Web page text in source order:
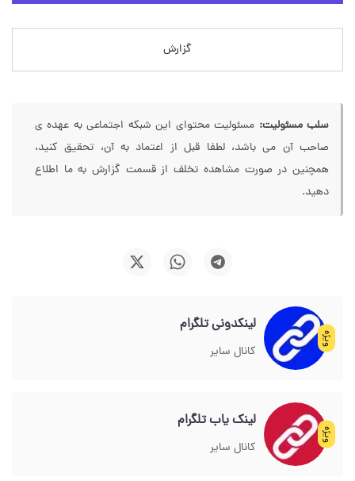
گزارش
سلب مسئولیت: مسئولیت محتوای این شبکه اجتماعی به عهده ی
صاحب آن می باشد، لطفا قبل از اعتماد به آن، تحقیق کنید،
همچنین در صورت مشاهده تخلف از قسمت گزارش به ما اطلاع
دهید.
ویژه
لینکدونی تلگرام
کانال سایر
ویژه
لینک یاب تلگرام
کانال سایر